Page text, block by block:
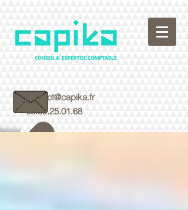
contact@capika.fr
05.59.25.01.68